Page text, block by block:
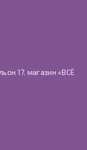
17. магазин «ВСЁ